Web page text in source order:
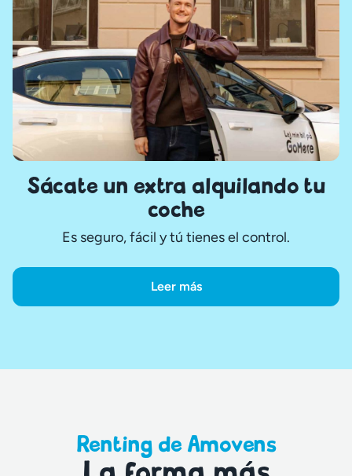
Sácate un extra alquilando tu
coche
Es seguro, fácil y tú tienes el control.
Leer más
Renting de Amovens